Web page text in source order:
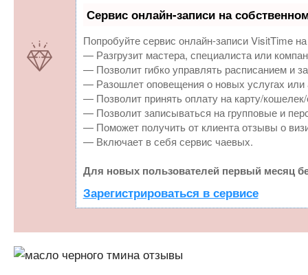
Сервис онлайн-записи на
Попробуйте сервис онлайн-записи VisitTime
— Разгрузит мастера, специалиста или
— Позволит гибко управлять расписанием и
— Разошлет оповещения о новых услугах или
— Позволит принять оплату на карту/кошелек/
— Позволит записываться на групповые и
— Поможет получить от клиента отзывы о
— Включает в себя сервис чаевых.
Для новых пользователей первый месяц
Зарегистрироваться в сервисе